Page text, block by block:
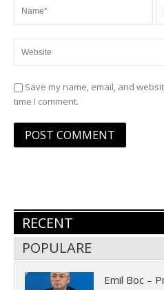
Save my name, email, and
time I comment.
RECENT
POPULARE
Emil Boc –